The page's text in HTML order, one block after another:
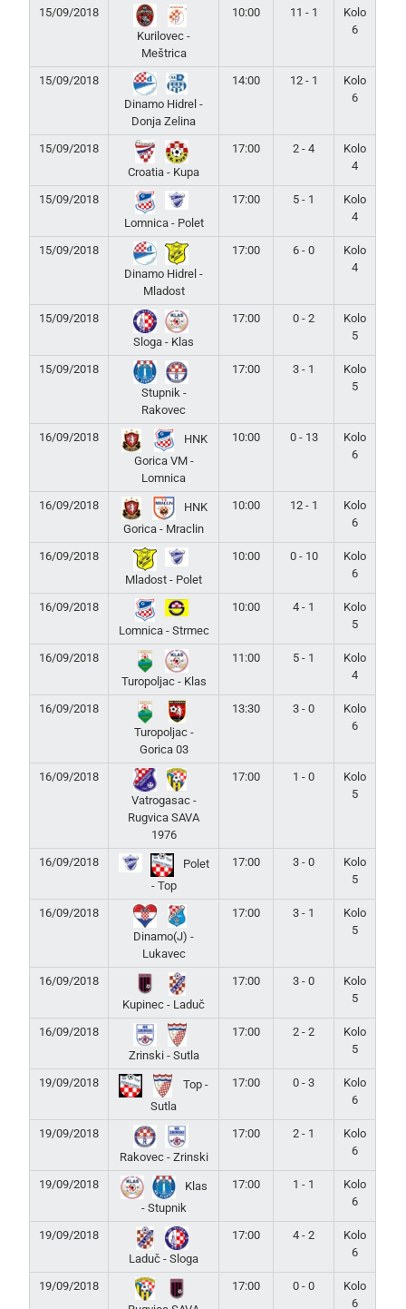
15/09/2018
Kurilovec -
Meštrica
10:00 11 - 1
Kolo
6
15/09/2018
Dinamo Hidrel -
Donja Zelina
14:00 12 - 1
Kolo
6
15/09/2018
Croatia - Kupa
17:00 2 - 4
Kolo
4
15/09/2018
Lomnica - Polet
17:00 5 - 1
Kolo
4
15/09/2018
Dinamo Hidrel -
Mladost
17:00 6 - 0
Kolo
4
15/09/2018
Sloga - Klas
17:00 0 - 2
Kolo
5
15/09/2018
Stupnik -
Rakovec
17:00 3 - 1
Kolo
5
16/09/2018
HNK
Gorica VM -
Lomnica
10:00 0 - 13
Kolo
6
16/09/2018
HNK
Gorica - Mraclin
10:00 12 - 1
Kolo
6
16/09/2018
Mladost - Polet
10:00 0 - 10
Kolo
6
16/09/2018
Lomnica - Strmec
10:00 4 - 1
Kolo
5
16/09/2018
Turopoljac - Klas
11:00 5 - 1
Kolo
4
16/09/2018
Turopoljac -
Gorica 03
13:30 3 - 0
Kolo
6
16/09/2018
Vatrogasac -
Rugvica SAVA
1976
17:00 1 - 0
Kolo
5
16/09/2018
Polet
- Top
17:00 3 - 0
Kolo
5
16/09/2018
Dinamo(J) -
Lukavec
17:00 3 - 1
Kolo
5
16/09/2018
Kupinec - Laduč
17:00 3 - 0
Kolo
5
16/09/2018
Zrinski - Sutla
17:00 2 - 2
Kolo
5
19/09/2018
Top -
Sutla
17:00 0 - 3
Kolo
6
19/09/2018
Rakovec - Zrinski
17:00 2 - 1
Kolo
6
19/09/2018
Klas
- Stupnik
17:00 1 - 1
Kolo
6
19/09/2018
Laduč - Sloga
17:00 4 - 2
Kolo
6
19/09/2018
17:00 0 - 0
Kolo
6